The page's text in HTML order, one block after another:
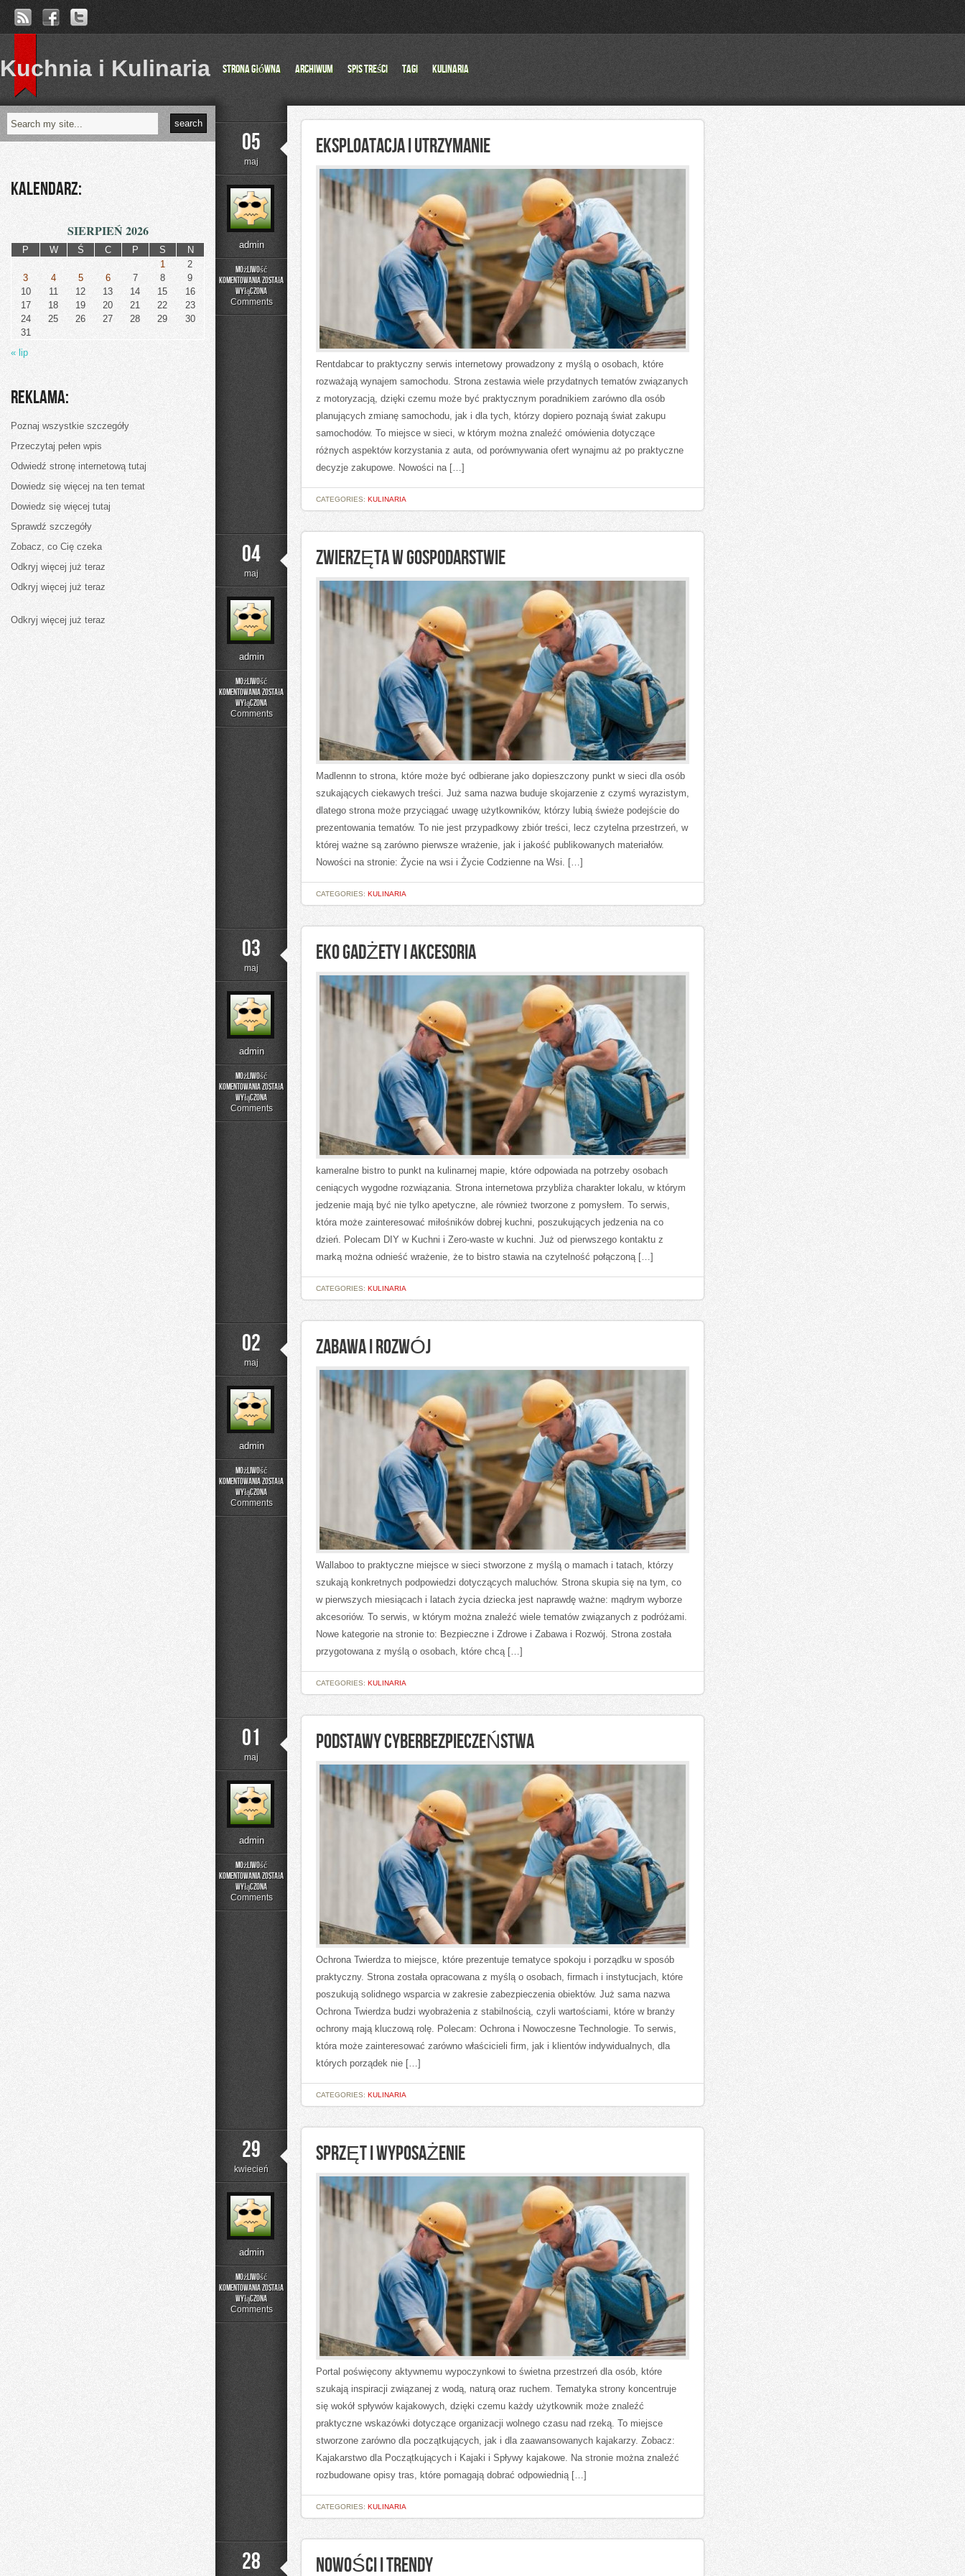
Kuchnia i Kulinaria Strona główna Archiwum Spis Treści Tagi Kulinaria
05
maj
admin
Możliwość
komentowania
Eksploatacja
Utrzymanie
została
wyłączona
Comments
EKSPLOATACJA I UTRZYMANIE
Rentdabcar to praktyczny serwis internetowy prowadzony z myślą o osobach, które
rozważają wynajem samochodu. Strona zestawia wiele przydatnych tematów związanych
z motoryzacją, dzięki czemu może być praktycznym poradnikiem zarówno dla osób
planujących zmianę samochodu, jak i dla tych, którzy dopiero poznają świat zakupu
samochodów. To miejsce w sieci, w którym można znaleźć omówienia dotyczące
różnych aspektów korzystania z auta, od porównywania ofert wynajmu aż po praktyczne
decyzje zakupowe. Nowości na […]
CATEGORIES: KULINARIA
04
maj
admin
Możliwość
komentowania
Zwierzęta
Gospodarstwie
została
wyłączona
Comments
ZWIERZĘTA W GOSPODARSTWIE
Madlennn to strona, które może być odbierane jako dopieszczony punkt w sieci dla osób
szukających ciekawych treści. Już sama nazwa buduje skojarzenie z czymś wyrazistym,
dlatego strona może przyciągać uwagę użytkowników, którzy lubią świeże podejście do
prezentowania tematów. To nie jest przypadkowy zbiór treści, lecz czytelna przestrzeń, w
której ważne są zarówno pierwsze wrażenie, jak i jakość publikowanych materiałów.
Nowości na stronie: Życie na wsi i Życie Codzienne na Wsi. […]
CATEGORIES: KULINARIA
03
maj
admin
Możliwość
komentowania
Gadżety
i
została
wyłączona
Comments
EKO GADŻETY I AKCESORIA
kameralne bistro to punkt na kulinarnej mapie, które odpowiada na potrzeby osobach
ceniących wygodne rozwiązania. Strona internetowa przybliża charakter lokalu, w którym
jedzenie mają być nie tylko apetyczne, ale również tworzone z pomysłem. To serwis,
która może zainteresować miłośników dobrej kuchni, poszukujących jedzenia na co
dzień. Polecam DIY w Kuchni i Zero-waste w kuchni. Już od pierwszego kontaktu z
marką można odnieść wrażenie, że to bistro stawia na czytelność połączoną […]
CATEGORIES: KULINARIA
02
maj
admin
Możliwość
komentowania
Zabawa
Rozwój
została
wyłączona
Comments
ZABAWA I ROZWÓJ
Wallaboo to praktyczne miejsce w sieci stworzone z myślą o mamach i tatach, którzy
szukają konkretnych podpowiedzi dotyczących maluchów. Strona skupia się na tym, co
w pierwszych miesiącach i latach życia dziecka jest naprawdę ważne: mądrym wyborze
akcesoriów. To serwis, w którym można znaleźć wiele tematów związanych z podróżami.
Nowe kategorie na stronie to: Bezpieczne i Zdrowe i Zabawa i Rozwój. Strona została
przygotowana z myślą o osobach, które chcą […]
CATEGORIES: KULINARIA
01
maj
admin
Możliwość
komentowania
Podstawy
Cyberbezpieczeństwa
została
wyłączona
Comments
PODSTAWY CYBERBEZPIECZEŃSTWA
Ochrona Twierdza to miejsce, które prezentuje tematyce spokoju i porządku w sposób
praktyczny. Strona została opracowana z myślą o osobach, firmach i instytucjach, które
poszukują solidnego wsparcia w zakresie zabezpieczenia obiektów. Już sama nazwa
Ochrona Twierdza budzi wyobrażenia z stabilnością, czyli wartościami, które w branży
ochrony mają kluczową rolę. Polecam: Ochrona i Nowoczesne Technologie. To serwis,
która może zainteresować zarówno właścicieli firm, jak i klientów indywidualnych, dla
których porządek nie […]
CATEGORIES: KULINARIA
29
kwiecień
admin
Możliwość
komentowania
Wyposażenie
została
wyłączona
Comments
SPRZĘT I WYPOSAŻENIE
Portal poświęcony aktywnemu wypoczynkowi to świetna przestrzeń dla osób, które
szukają inspiracji związanej z wodą, naturą oraz ruchem. Tematyka strony koncentruje
się wokół spływów kajakowych, dzięki czemu każdy użytkownik może znaleźć
praktyczne wskazówki dotyczące organizacji wolnego czasu nad rzeką. To miejsce
stworzone zarówno dla początkujących, jak i dla zaawansowanych kajakarzy. Zobacz:
Kajakarstwo dla Początkujących i Kajaki i Spływy kajakowe. Na stronie można znaleźć
rozbudowane opisy tras, które pomagają dobrać odpowiednią […]
CATEGORIES: KULINARIA
28 NOWOŚCI I TRENDY
Kalendarz:
SIERPIEŃ 2026
P W Ś C P S
N
1
2
3
4 5 6 7 8
9
10
11 12 13 14 15
16
17
18 19 20 21 22
23
24
25 26 27 28 29
30
31
« lip
Reklama:
Poznaj wszystkie szczegóły
Przeczytaj pełen wpis
Odwiedź stronę internetową tutaj
Dowiedz się więcej na ten temat
Dowiedz się więcej tutaj
Sprawdź szczegóły
Zobacz, co Cię czeka
Odkryj więcej już teraz
Odkryj więcej już teraz
Odkryj więcej już teraz